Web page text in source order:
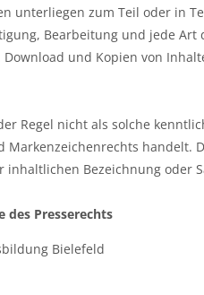
unterliegen zum Teil oder in
Bearbeitung und jede
und Kopien von
Regel nicht als solche
Markenzeichenrechts handelt.
Bezeichnung oder
des Presserechts
Bielefeld